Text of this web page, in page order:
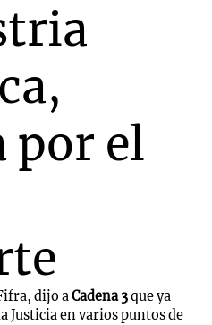
por el
dijo aCadena 3que ya
en varios puntos de